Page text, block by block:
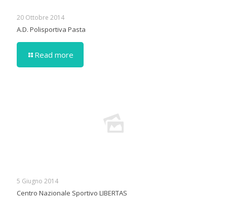
20 Ottobre 2014
A.D. Polisportiva Pasta
Read more
5 Giugno 2014
Centro Nazionale Sportivo LIBERTAS